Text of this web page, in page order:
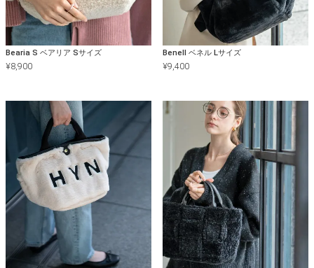
Bearia S ベアリア Sサイズ
¥8,900
Benell ベネル Lサイズ
¥9,400